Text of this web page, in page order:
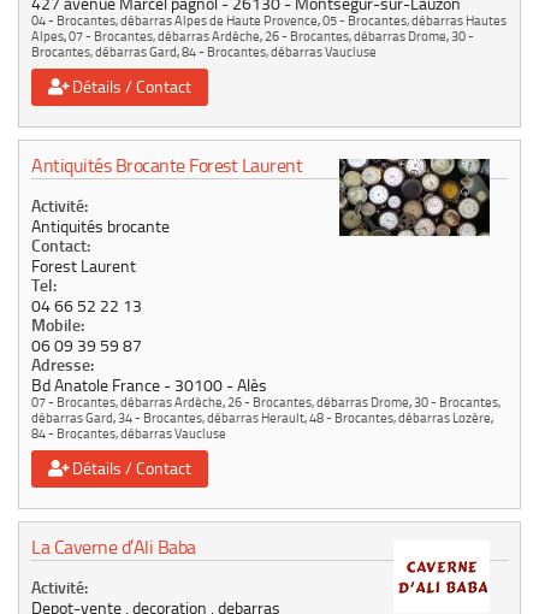
04 - Brocantes, débarras Alpes de Haute Provence,05 - Brocantes, débarras Hautes
Alpes,07 - Brocantes, débarras Ardèche,26 - Brocantes, débarras Drome,30 -
Brocantes, débarras Gard,84 - Brocantes, débarras Vaucluse
Détails / Contact
Antiquités Brocante Forest Laurent
Activité:
Antiquités brocante
Contact:
Forest Laurent
Tel:
04 66 52 22 13
Mobile:
06 09 39 59 87
Adresse:
Bd Anatole France 30100 Alès
07 - Brocantes, débarras Ardèche,26 - Brocantes, débarras Drome,30 - Brocantes,
débarras Gard,34 - Brocantes, débarras Herault,48 - Brocantes, débarras Lozère,
84 - Brocantes, débarras Vaucluse
Détails / Contact
La Caverne d’Ali Baba
Activité:
Depot-vente , decoration , debarras